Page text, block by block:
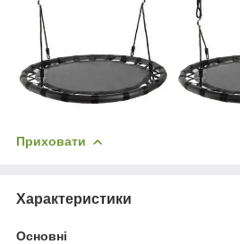
Приховати
Характеристики
Основні